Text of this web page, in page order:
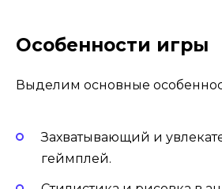
Особенности игры
Выделим основные
Захватывающий и
геймплей.